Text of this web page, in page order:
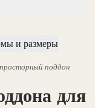
поддон
для